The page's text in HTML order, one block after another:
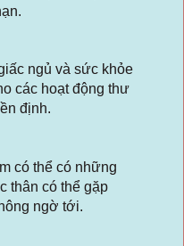
ngủ và sức khỏe
các hoạt động thư
định.
có thể có những
thân có thể gặp
ngờ tới.